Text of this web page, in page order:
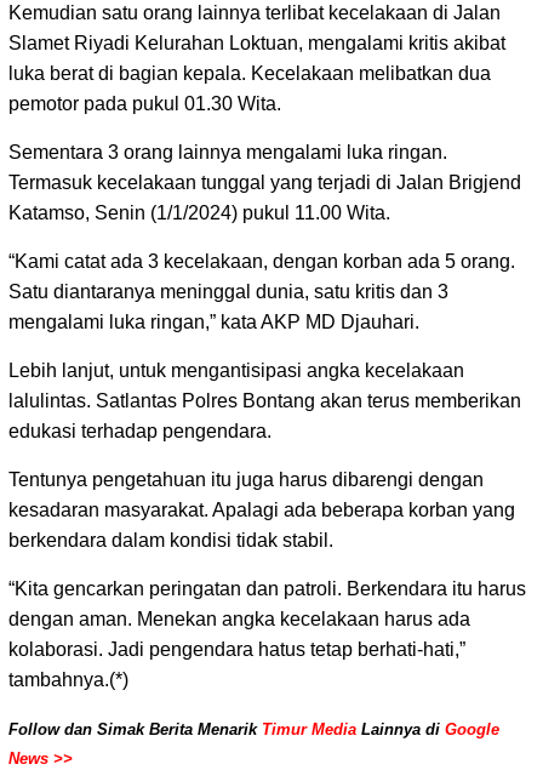
Kemudian satu orang lainnya terlibat kecelakaan di Jalan
Slamet Riyadi Kelurahan Loktuan, mengalami kritis akibat
luka berat di bagian kepala. Kecelakaan melibatkan dua
pemotor pada pukul 01.30 Wita.
Sementara 3 orang lainnya mengalami luka ringan.
Termasuk kecelakaan tunggal yang terjadi di Jalan Brigjend
Katamso, Senin (1/1/2024) pukul 11.00 Wita.
“Kami catat ada 3 kecelakaan, dengan korban ada 5 orang.
Satu diantaranya meninggal dunia, satu kritis dan 3
mengalami luka ringan,” kata AKP MD Djauhari.
Lebih lanjut, untuk mengantisipasi angka kecelakaan
lalulintas. Satlantas Polres Bontang akan terus memberikan
edukasi terhadap pengendara.
Tentunya pengetahuan itu juga harus dibarengi dengan
kesadaran masyarakat. Apalagi ada beberapa korban yang
berkendara dalam kondisi tidak stabil.
“Kita gencarkan peringatan dan patroli. Berkendara itu harus
dengan aman. Menekan angka kecelakaan harus ada
kolaborasi. Jadi pengendara hatus tetap berhati-hati,”
tambahnya.(*)
Follow dan Simak Berita Menarik Timur Media Lainnya di Google
News >>